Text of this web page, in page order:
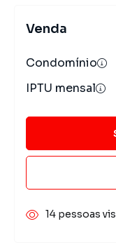
Venda
Condomínio
IPTU mensal
14 pessoas